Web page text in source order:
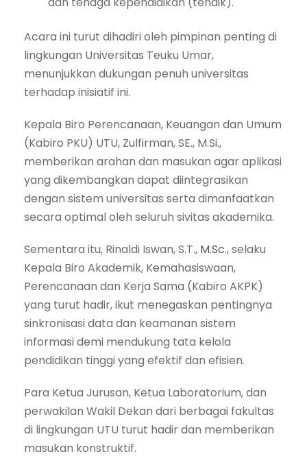
Acara ini turut dihadiri oleh pimpinan penting di
lingkungan Universitas Teuku Umar,
menunjukkan dukungan penuh universitas
terhadap inisiatif ini.
Kepala Biro Perencanaan, Keuangan dan Umum
(Kabiro PKU) UTU, Zulfirman, SE., M.Si.,
memberikan arahan dan masukan agar aplikasi
yang dikembangkan dapat diintegrasikan
dengan sistem universitas serta dimanfaatkan
secara optimal oleh seluruh sivitas akademika.
Sementara itu, Rinaldi Iswan, S.T., M.Sc., selaku
Kepala Biro Akademik, Kemahasiswaan,
Perencanaan dan Kerja Sama (Kabiro AKPK)
yang turut hadir, ikut menegaskan pentingnya
sinkronisasi data dan keamanan sistem
informasi demi mendukung tata kelola
pendidikan tinggi yang efektif dan efisien.
Para Ketua Jurusan, Ketua Laboratorium, dan
perwakilan Wakil Dekan dari berbagai fakultas
di lingkungan UTU turut hadir dan memberikan
masukan konstruktif.